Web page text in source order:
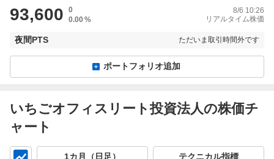
93,600
0
0.00%
8/6 10:26
リアルタイム株価
夜間PTS ただいま取引時間外です
ポートフォリオ追加
いちごオフィスリート投資法人の株価チ
ャート
1カ月（日足） テクニカル指標